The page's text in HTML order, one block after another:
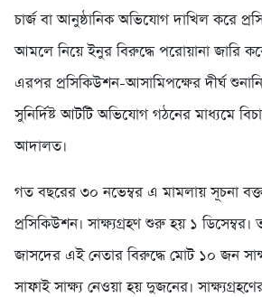
চার্জ বা আনুষ্ঠানিক অভিযোগ দাখিল করে
আমলে নিয়ে ইনুর বিরুদ্ধে পরোয়ানা জারি
এরপর প্রসিকিউশন-আসামিপক্ষের দীর্ঘ
সুনির্দিষ্ট আটটি অভিযোগ গঠনের মাধ্যমে
আদালত।
গত বছরের ৩০ নভেম্বর এ মামলায় সূচনা
প্রসিকিউশন। সাক্ষ্যগ্রহণ শুরু হয় ১ ডিসেম্বর।
জাসদের এই নেতার বিরুদ্ধে মোট ১০ জন
সাফাই সাক্ষ্য নেওয়া হয় দুজনের।